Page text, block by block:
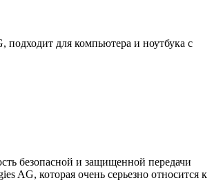
подходит для компьютера и ноутбука с
безопасной и защищенной передачи
AG, которая очень серьезно относится к